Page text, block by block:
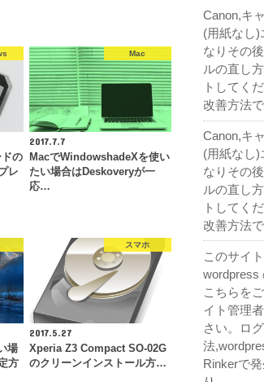
の
レ
Mac
2017.7.7
MacでWindowshadeXを使い
たい場合はDeskoveryが一
応…
場
方
スマホ
2017.5.27
Xperia Z3 Compact SO-02G
のクリーンインストール方…
Canon,キ
(用紙なし)
なりその
ルの直し
トしてく
改善方法
Canon,キ
(用紙なし)
なりその
ルの直し
トしてく
改善方法
このサイ
wordpress
こちらを
イト管理
さい。ロ
法
Rinkerで発